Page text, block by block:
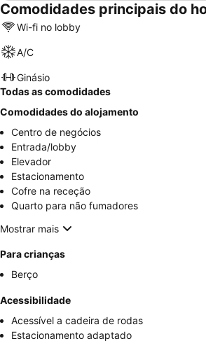
Comodidades principais do
Wi-fi no lobby
A/C
Ginásio
Todas as comodidades
Comodidades do alojamento
Centro de negócios
Entrada/lobby
Elevador
Estacionamento
Cofre na receção
Quarto para não fumadores
Mostrar mais
Para crianças
Berço
Acessibilidade
Acessível a cadeira de rodas
Estacionamento adaptado